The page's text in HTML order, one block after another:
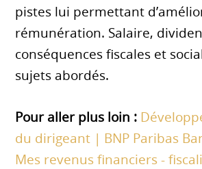
pistes lui permettant
rémunération. Salaire,
conséquences fiscales et
sujets abordés.
Pour aller plus loin :
du dirigeant | BNP Paribas
Mes revenus financiers -